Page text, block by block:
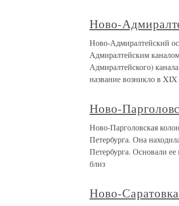
Ново-
Ново-Адмиралтейский
Адмиралтейским
Адмиралтейского)
название возникло в XIX
Ново-
Ново-Парголовская
Петербурга. Она
Петербурга. Основали
близ
Ново-Саратовка